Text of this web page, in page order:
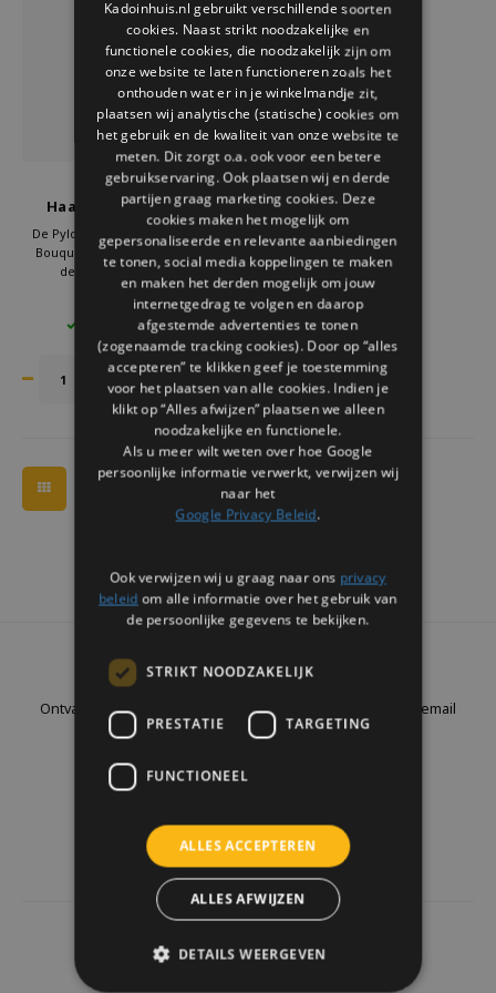
Welke Zwitscherbox past bij jou?
Zwitscherbox als cadeau
Wanddecoratie
Storytiles
Pylones
Haarborstel ladypop
bouquet
De Pylones haarborstel Ladypop
Bouquet is handgemaakt Frans
design met een vrolijke
bloemenprint. Deze duurzame,
kleurrijke haarborstel combineert
stijl en comfort en is het perfecte
cadeau voor haar of om jezelf mee
te verwennen.
€19,95
2 OP VOORRAAD
Nieuwsbrief
Ontvang de laatste updates, nieuws en aanbiedingen via email
4437reviews
ENGLISH
Kadoinhuis.nl gebruikt verschillende soorten
cookies. Naast strikt noodzakelijke en
functionele cookies, die noodzakelijk zijn om
onze website te laten functioneren zoals het
onthouden wat er in je winkelmandje zit,
plaatsen wij analytische (statische) cookies om
het gebruik en de kwaliteit van onze website te
meten. Dit zorgt o.a. ook voor een betere
gebruikservaring. Ook plaatsen wij en derde
partijen graag marketing cookies. Deze
cookies maken het mogelijk om
gepersonaliseerde en relevante aanbiedingen
te tonen, social media koppelingen te maken
en maken het derden mogelijk om jouw
internetgedrag te volgen en daarop
afgestemde advertenties te tonen
(zogenaamde tracking cookies). Door op “alles
accepteren” te klikken geef je toestemming
voor het plaatsen van alle cookies. Indien je
klikt op “Alles afwijzen” plaatsen we alleen
noodzakelijke en functionele.
Als u meer wilt weten over hoe Google
persoonlijke informatie verwerkt, verwijzen wij
naar het
Google Privacy Beleid.
Ook verwijzen wij u graag naar ons privacy
beleid om alle informatie over het gebruik van
de persoonlijke gegevens te bekijken.
STRIKT NOODZAKELIJK
PRESTATIE TARGETING
FUNCTIONEEL
ALLES ACCEPTEREN
ALLES AFWIJZEN
DETAILS WEERGEVEN